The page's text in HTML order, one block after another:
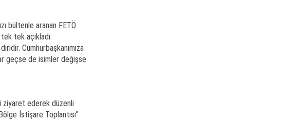
bültenle aranan FETÖ
tek açıkladı.
Cumhurbaşkanımıza
geçse de isimler değişse
ziyaret ederek düzenli
İstişare Toplantısı"